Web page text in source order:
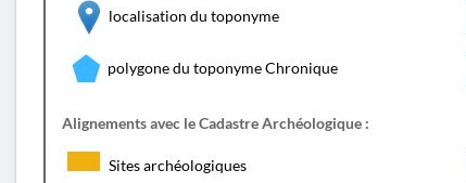
localisation du toponyme
polygone du toponyme Chronique
Alignements avec le Cadastre Archéologique :
Sites archéologiques